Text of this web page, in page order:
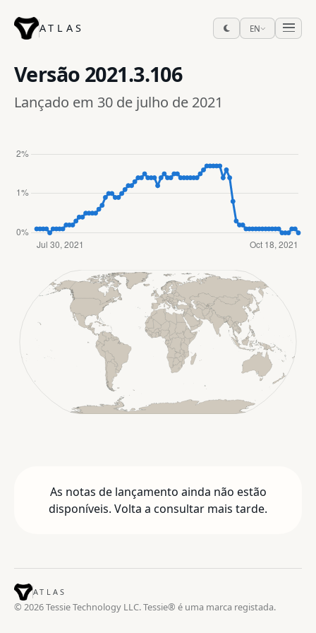
ATLAS EN
Versão 2021.3.106
Lançado em 30 de julho de 2021
As notas de lançamento ainda não estão
disponíveis. Volta a consultar mais tarde.
ATLAS
© 2026 Tessie Technology LLC. Tessie® é uma marca registada.